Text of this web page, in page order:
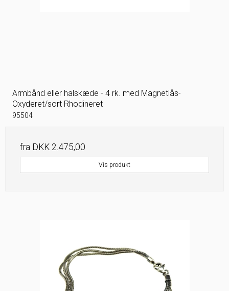
Armbånd eller halskæde - 4 rk. med Magnetlås-
Oxyderet/sort Rhodineret
95504
fra DKK 2.475,00
Vis produkt